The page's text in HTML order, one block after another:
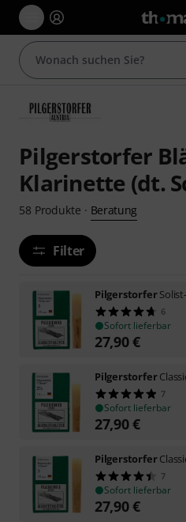
Pilgerstorfer
Klarinette (dt.
58 Produkte · Beratung
Filter
Pilgerstorfer
6
Sofort lieferbar
27,90€
Pilgerstorfer
7
Sofort lieferbar
27,90€
Pilgerstorfer
7
Sofort lieferbar
27,90€